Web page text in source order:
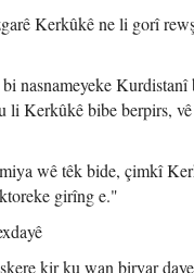
Kerkûkê ne li gorî
nasnameyeke Kurdistanî
li Kerkûkê bibe berpirs,
wê têk bide, çimkî
girîng e."
kir ku wan biryar